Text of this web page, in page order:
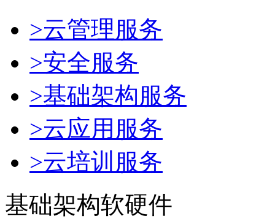
>云管理服务
>安全服务
>基础架构服务
>云应用服务
>云培训服务
基础架构软硬件